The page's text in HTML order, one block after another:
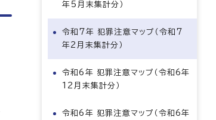
年5月末集計分）
令和7年 犯罪注意マップ（令和7
年2月末集計分）
令和6年 犯罪注意マップ（令和6年
12月末集計分）
令和6年 犯罪注意マップ（令和6年